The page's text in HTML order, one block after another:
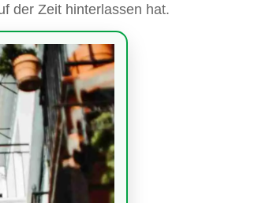
der Zeit hinterlassen hat.